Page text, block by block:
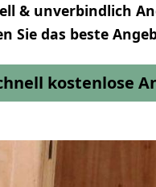
& unverbindlich
Sie das beste
kostenlose